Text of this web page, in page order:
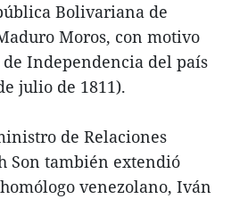
Bolivariana de
Moros, con motivo
Independencia del país
julio de 1811).
de Relaciones
Son también extendió
venezolano, Iván